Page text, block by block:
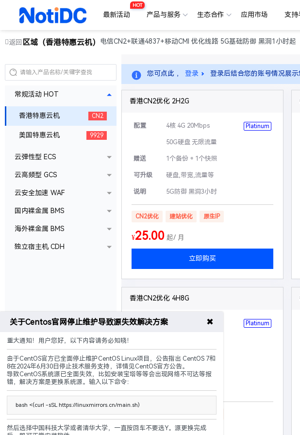
最新活动
HOT
产品与服务 生态合作 应用市场 支持
返回 区域（香港特惠云机） 电信CN2+联通4837+移动CMI 优化线路 5G基础防御 黑洞1小时起
常规活动 HOT
香港特惠云机 CN2
美国特惠云机 9929
云弹性型 ECS
云高频型 GCS
云安全加速 WAF
国内裸金属 BMS
海外裸金属 BMS
独立宿主机 CDH
您可点此 ， 登录 登录后结合您的账号情况展
香港CN2优化 2H2G
配置 4核 4G 20Mbps Platinum
50G硬盘 无限流量
赠送 1个备份 + 1个快照
可升级 硬盘,带宽,流量等
说明 5G防御 黑洞3小时
CN2优化 建站优化 原生IP
¥25.00 起/ 月
立即购买
香港CN2优化 4H8G
配置 4核 8G 20Mbps Platinum
赠送 1个备份 + 1个快照
可升级 硬盘,带宽,流量等
说明 5G防御 黑洞3小时
CN2优化 建站优化 原生IP
关于Centos官网停止维护导致源失效解决方案 ✖
重大通知！用户您好，以下内容请务必知晓！
由于CentOS官方已全面停止维护CentOS Linux项目，公告指出 CentOS 7和
8在2024年6月30日停止技术服务支持，详情见CentOS官方公告。
导致CentOS系统源已全面失效，比如安装宝塔等等会出现网络不可达等报
错，解决方案是更换系统源。输入以下命令：
bash <(curl -sSL https://linuxmirrors.cn/main.sh)
然后选择中国科技大学或者清华大学，一直按回车不要选Y。源更换完成